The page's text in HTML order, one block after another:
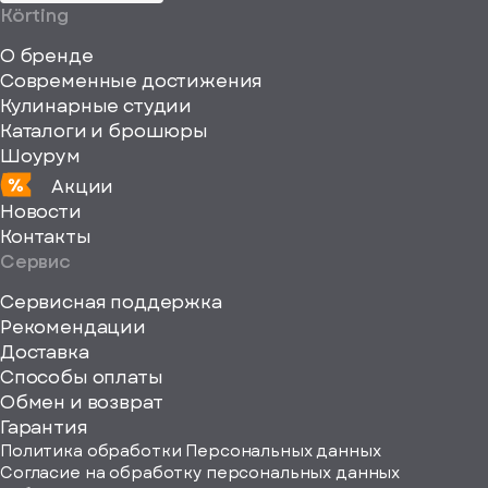
Körting
О бренде
Современные достижения
Кулинарные студии
Каталоги и брошюры
Шоурум
Акции
Новости
Контакты
Сервис
Сервисная поддержка
Рекомендации
Доставка
Способы оплаты
Обмен и возврат
Гарантия
Политика обработки Персональных данных
Согласие на обработку персональных данных